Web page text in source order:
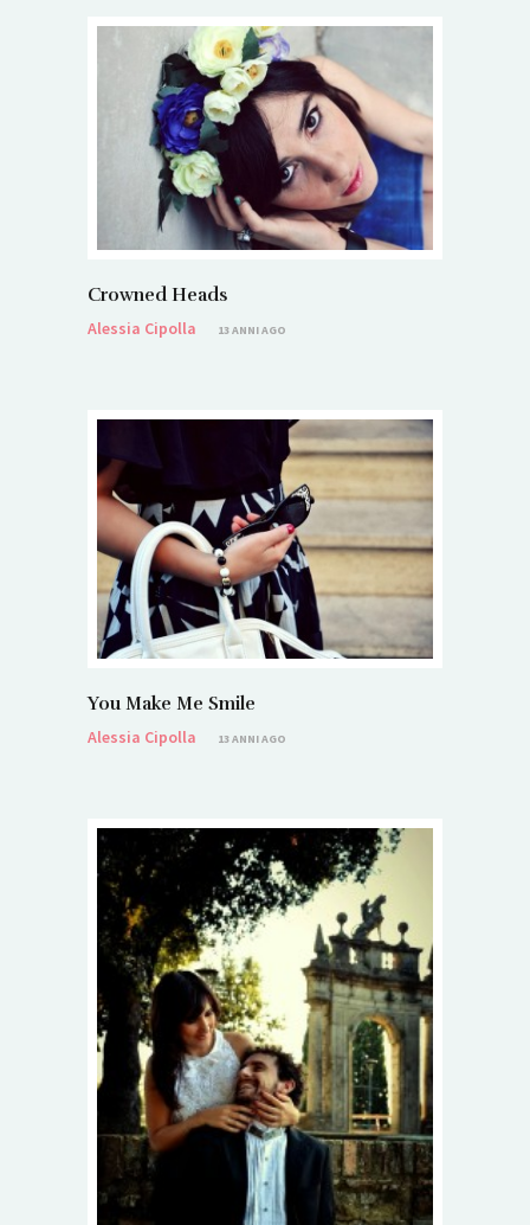
Crowned Heads
Alessia Cipolla
13 ANNI AGO
You Make Me Smile
Alessia Cipolla
13 ANNI AGO